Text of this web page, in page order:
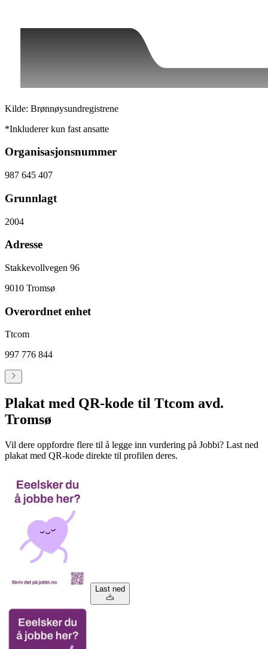
Kilde: Brønnøysundregistrene
*Inkluderer kun fast ansatte
Organisasjonsnummer
987 645 407
Grunnlagt
2004
Adresse
Stakkevollvegen 96
9010 Tromsø
Overordnet enhet
Ttcom
997 776 844
Plakat med QR-kode til Ttcom avd.
Tromsø
Vil dere oppfordre flere til å legge inn vurdering på Jobbi? Last ned
plakat med QR-kode direkte til profilen deres.
Last ned